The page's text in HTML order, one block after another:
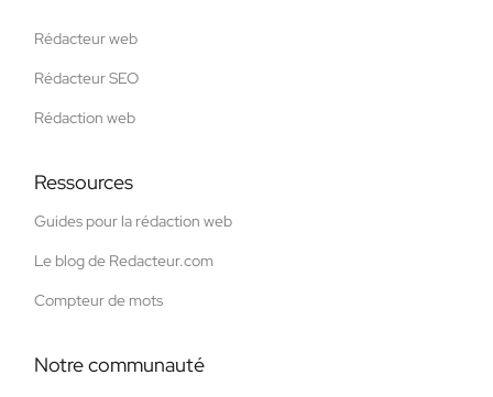
Rédacteur web
Rédacteur SEO
Rédaction web
Ressources
Guides pour la rédaction web
Le blog de Redacteur.com
Compteur de mots
Notre communauté